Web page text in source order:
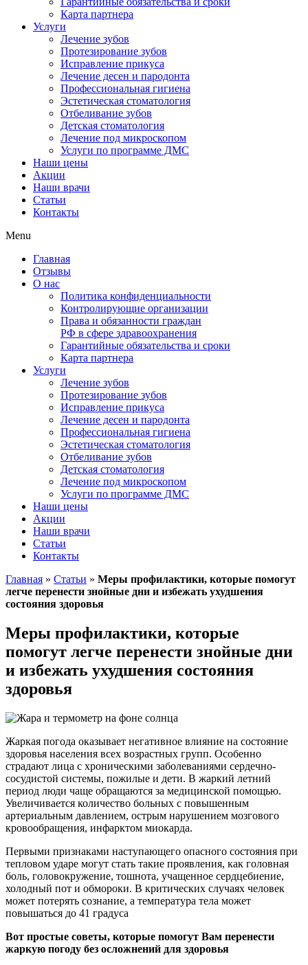
Карта партнера
Услуги
Лечение зубов
Протезирование зубов
Исправление прикуса
Лечение десен и пародонта
Профессиональная гигиена
Эстетическая стоматология
Отбеливание зубов
Детская стоматология
Лечение под микроскопом
Услуги по программе ДМС
Наши цены
Акции
Наши врачи
Статьи
Контакты
Menu
Главная
Отзывы
О нас
Политика конфиденциальности
Контролирующие организации
Права и обязанности граждан
РФ в сфере здравоохранения
Гарантийные обязательства и сроки
Карта партнера
Услуги
Лечение зубов
Протезирование зубов
Исправление прикуса
Лечение десен и пародонта
Профессиональная гигиена
Эстетическая стоматология
Отбеливание зубов
Детская стоматология
Лечение под микроскопом
Услуги по программе ДМС
Наши цены
Акции
Наши врачи
Статьи
Контакты
Главная » Статьи » Меры профилактики, которые помогут
легче перенести знойные дни и избежать ухудшения
состояния здоровья
Меры профилактики, которые
помогут легче перенести знойные дни
и избежать ухудшения состояния
здоровья
Жаркая погода оказывает негативное влияние на состояние
здоровья населения всех возрастных групп. Особенно
страдают лица с хроническими заболеваниями сердечно-
сосудистой системы, пожилые и дети. В жаркий летний
период люди чаще обращаются за медицинской помощью.
Увеличивается количество больных с повышенным
артериальным давлением, острым нарушением мозгового
кровообращения, инфарктом миокарда.
Первыми признаками наступающего опасного состояния при
тепловом ударе могут стать такие проявления, как головная
боль, головокружение, тошнота, учащенное сердцебиение,
холодный пот и обмороки. В критических случаях человек
может потерять сознание, а температура тела может
повышаться до 41 градуса
Вот простые советы, которые помогут Вам перенести
жаркую погоду без осложнений для здоровья